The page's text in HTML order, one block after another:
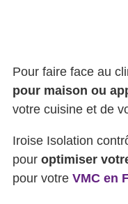
Pour faire face au
pour maison ou
votre cuisine et de
Iroise Isolation
pour optimiser
pour votre VMC en